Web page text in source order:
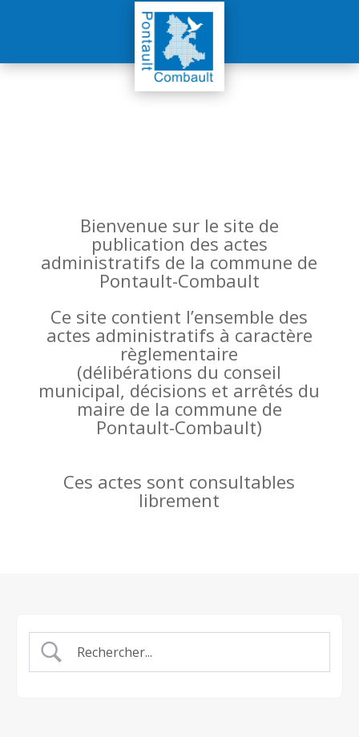
Bienvenue sur le site de
publication des actes
administratifs de la commune de
Pontault-Combault
Ce site contient l’ensemble des
actes administratifs à caractère
règlementaire
(délibérations du conseil
municipal, décisions et arrêtés du
maire de la commune de
Pontault-Combault)
Ces actes sont consultables
librement